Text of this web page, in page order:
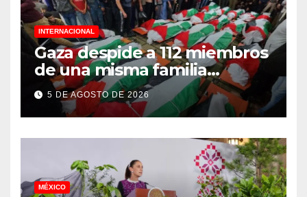
INTERNACIONAL
Gaza despide a 112 miembros
de una misma familia
asesinados durante el
genocidio
5 DE AGOSTO DE 2026
MÉXICO